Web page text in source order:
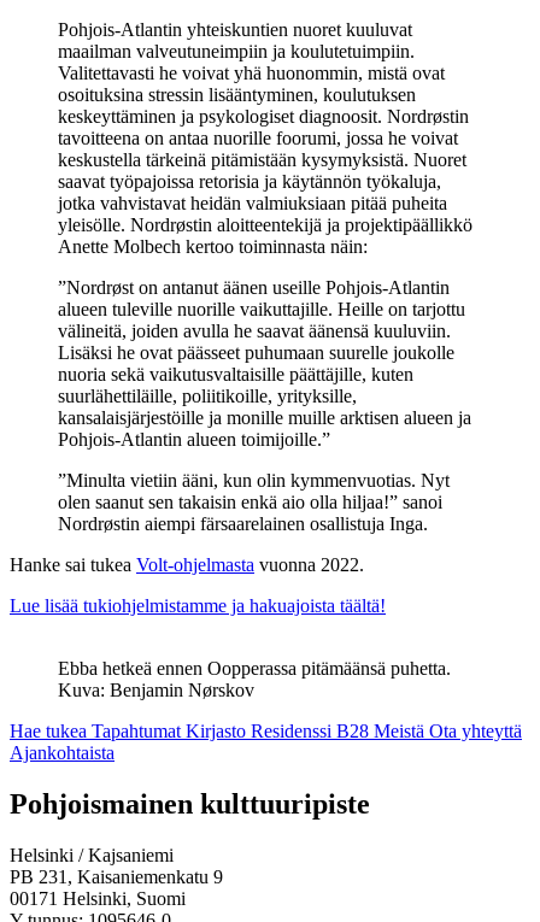
Pohjois-Atlantin yhteiskuntien nuoret kuuluvat
maailman valveutuneimpiin ja koulutetuimpiin.
Valitettavasti he voivat yhä huonommin, mistä ovat
osoituksina stressin lisääntyminen, koulutuksen
keskeyttäminen ja psykologiset diagnoosit. Nordrøstin
tavoitteena on antaa nuorille foorumi, jossa he voivat
keskustella tärkeinä pitämistään kysymyksistä. Nuoret
saavat työpajoissa retorisia ja käytännön työkaluja,
jotka vahvistavat heidän valmiuksiaan pitää puheita
yleisölle. Nordrøstin aloitteentekijä ja projektipäällikkö
Anette Molbech kertoo toiminnasta näin:
”Nordrøst on antanut äänen useille Pohjois-Atlantin
alueen tuleville nuorille vaikuttajille. Heille on tarjottu
välineitä, joiden avulla he saavat äänensä kuuluviin.
Lisäksi he ovat päässeet puhumaan suurelle joukolle
nuoria sekä vaikutusvaltaisille päättäjille, kuten
suurlähettiläille, poliitikoille, yrityksille,
kansalaisjärjestöille ja monille muille arktisen alueen ja
Pohjois-Atlantin alueen toimijoille.”
”Minulta vietiin ääni, kun olin kymmenvuotias. Nyt
olen saanut sen takaisin enkä aio olla hiljaa!” sanoi
Nordrøstin aiempi färsaarelainen osallistuja Inga.
Hanke sai tukea Volt-ohjelmasta vuonna 2022.
Lue lisää tukiohjelmistamme ja hakuajoista täältä!
Ebba hetkeä ennen Oopperassa pitämäänsä puhetta.
Kuva: Benjamin Nørskov
Hae tukea Tapahtumat Kirjasto Residenssi B28 Meistä Ota yhteyttä
Ajankohtaista
Facebook:
Avataan
välilehteen
Instagram:
Avataan
välilehteen
TikTok:
Avataan
välilehteen
Youtube:
Avataan
välilehteen
Vimeo:
Avataan
välilehteen
Pohjoismainen kulttuuripiste
Helsinki / Kajsaniemi
PB 231, Kaisaniemenkatu 9
00171 Helsinki, Suomi